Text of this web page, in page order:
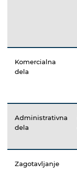
Komercialna
dela
Administrativna
dela
Zagotavljanje